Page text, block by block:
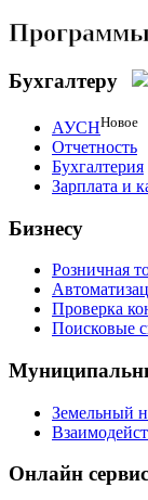
Программы
Бухгалтеру
АУСННовое
Отчетность
Бухгалтерия
Зарплата и
Бизнесу
Розничная
Проверка
Поисковые
Земельный
Онлайн